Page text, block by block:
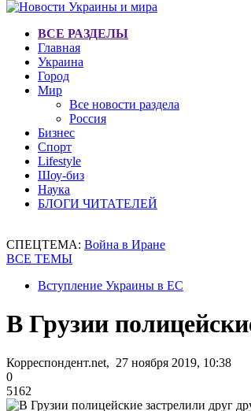
ВСЕ РАЗДЕЛЫ
Главная
Украина
Город
Мир
Все новости раздела
Россия
Бизнес
Спорт
Lifestyle
Шоу-биз
Наука
БЛОГИ ЧИТАТЕЛЕЙ
СПЕЦТЕМА: Война в Иране
ВСЕ ТЕМЫ
Вступление Украины в ЕС
В Грузии
Корреспондент.net, 27 ноября 2019, 10:38
0
5162